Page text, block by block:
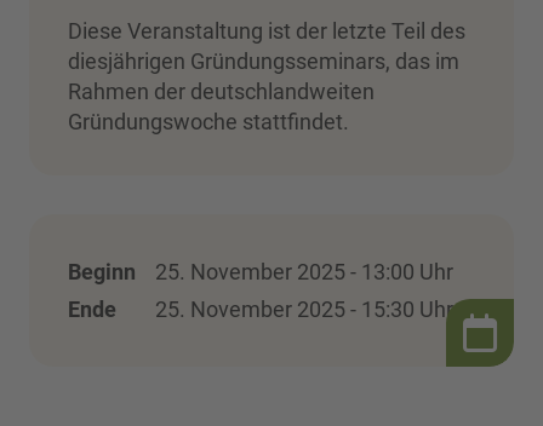
Diese Veranstaltung ist der letzte Teil des
diesjährigen Gründungsseminars, das im
Rahmen der deutschlandweiten
Gründungswoche stattfindet.
Beginn
25. November 2025 - 13:00 Uhr
Ende
25. November 2025 - 15:30 Uhr